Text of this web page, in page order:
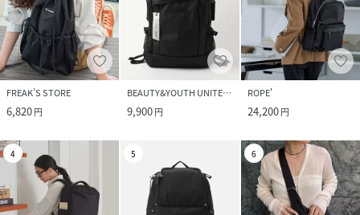
FREAK’S STORE
6,820円
BEAUTY&YOUTH UNITED ARROWS
9,900円
ROPE'
24,200円
4 5 6